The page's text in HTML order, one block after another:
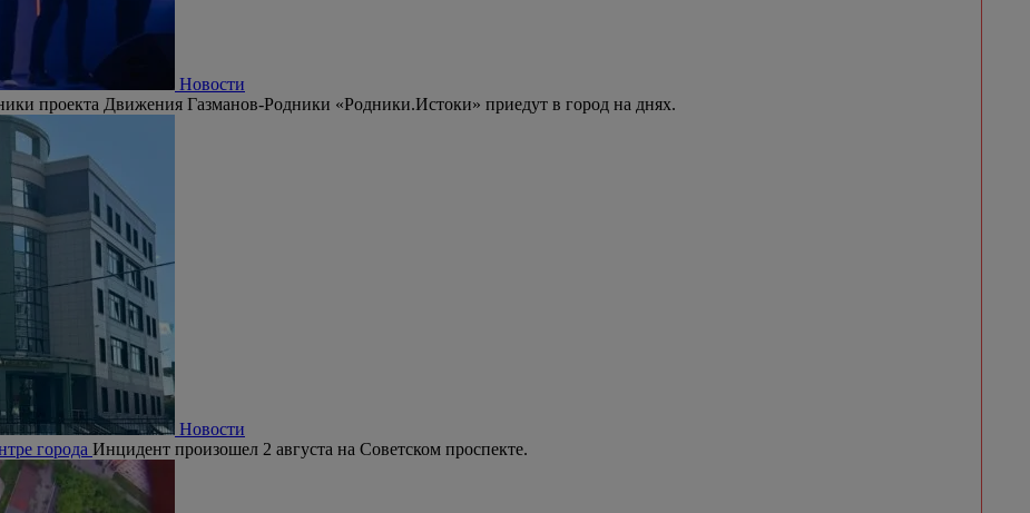
Новости
проекта Движения Газманов-Родники «Родники.Истоки» приедут в город на днях.
Новости
города Инцидент произошел 2 августа на Советском проспекте.